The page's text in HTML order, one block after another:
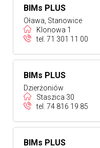
BIMs PLUS
Oława, Stanowice
Klonowa 1
tel. 71 301 11 00
BIMs PLUS
Dzierżoniów
Staszica 30
tel. 74 816 19 85
BIMs PLUS